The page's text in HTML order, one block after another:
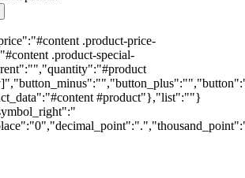
.product-price-
.product-special-
#product"},"list":""}